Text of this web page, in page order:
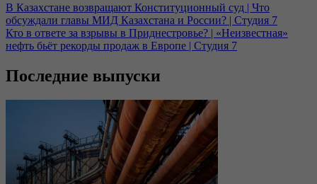
В Казахстане возвращают Конституционный суд | Что
обсуждали главы МИД Казахстана и России? | Студия 7
Кто в ответе за взрывы в Приднестровье? | «Неизвестная»
нефть бьёт рекорды продаж в Европе | Студия 7
Последние выпуски